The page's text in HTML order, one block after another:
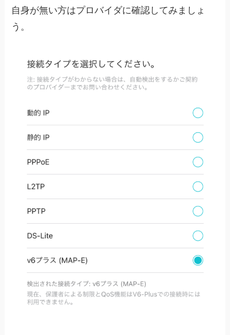
自身が無い方はプロバイダに確認してみましょ
う。